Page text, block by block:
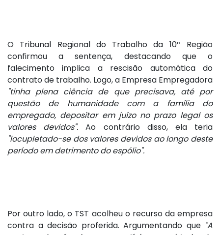
O Tribunal Regional do Trabalho da 10ª Região
confirmou a sentença, destacando que o
falecimento implica a rescisão automática do
contrato de trabalho. Logo, a Empresa Empregadora
"tinha plena ciência de que precisava, até por
questão de humanidade com a família do
empregado, depositar em juízo no prazo legal os
valores devidos".Ao contrário disso, ela teria
"locupletado-se dos valores devidos ao longo deste
período em detrimento do espólio".
Por outro lado, o TST acolheu o recurso da empresa
contra a decisão proferida. Argumentando que"A